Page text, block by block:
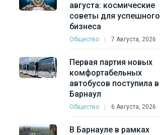
августа: космические
советы для успешного
бизнеса
Общество 7 Августа, 2026
Первая партия новых
комфортабельных
автобусов поступила в
Барнаул
Общество 6 Августа, 2026
В Барнауле в рамках